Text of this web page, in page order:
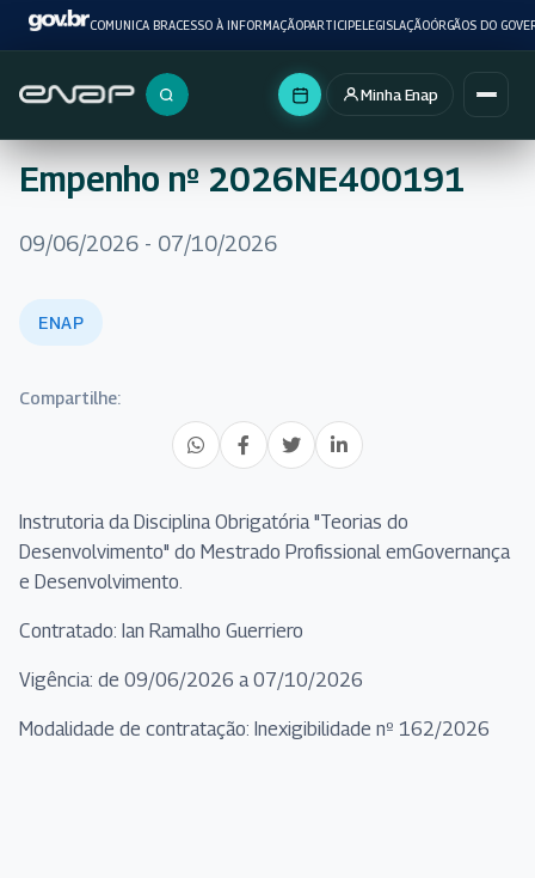
COMUNICA BRACESSO À INFORMAÇÃOPARTICIPELEGISLAÇÃOÓRGÃOS DO
Buscar no portal
Minha Enap
Empenho nº 2026NE400191
09/06/2026 - 07/10/2026
ENAP
Compartilhe:
Instrutoria da Disciplina Obrigatória "Teorias do
Desenvolvimento" do Mestrado Profissional emGovernança
e Desenvolvimento.
Contratado: Ian Ramalho Guerriero
Vigência: de 09/06/2026 a 07/10/2026
Modalidade de contratação: Inexigibilidade nº 162/2026